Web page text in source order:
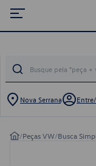
Nova Serrana
/Peças VW/Busca